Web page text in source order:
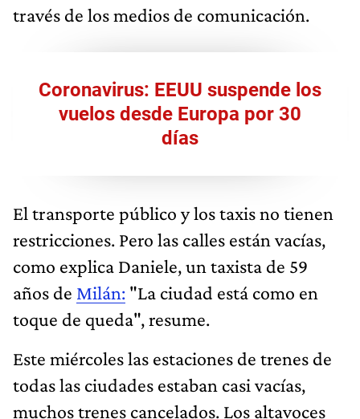
través de los medios de comunicación.
Coronavirus: EEUU suspende los
vuelos desde Europa por 30
días
El transporte público y los taxis no tienen
restricciones. Pero las calles están vacías,
como explica Daniele, un taxista de 59
años de Milán: "La ciudad está como en
toque de queda", resume.
Este miércoles las estaciones de trenes de
todas las ciudades estaban casi vacías,
muchos trenes cancelados. Los altavoces